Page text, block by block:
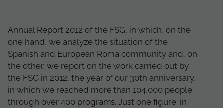
Annual Report 2012 of the FSG, in which, on the
one hand, we analyze the situation of the
Spanish and European Roma community and, on
the other, we report on the work carried out by
the FSG in 2012, the year of our 30th anniversary,
in which we reached more than 104,000 people
through over 400 programs. Just one figure: in